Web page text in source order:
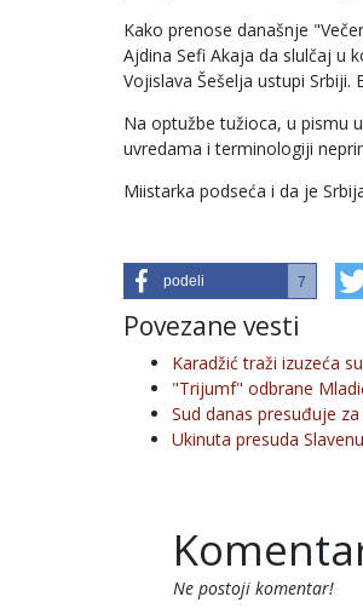
Kako prenose današnje
Ajdina Sefi Akaja da slulčaj u
Vojislava Šešelja ustupi
Na optužbe tužioca, u pismu
uvredama i terminologiji
Miistarka podseća i da je
podeli 7
Povezane vesti
Karadžić traži izuzeća
"Trijumf" odbrane
Sud danas presuđuje
Ukinuta presuda
Ne postoji komentar!